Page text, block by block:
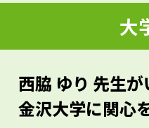
ている商品以外に
れたことがありま
先端技術や研究の
の力になるはずで
大
西脇 ゆり 先生
金沢大学に関心